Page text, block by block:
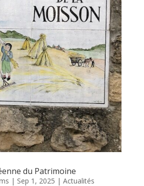
du Patrimoine
| Sep 1, 2025 | Actualités